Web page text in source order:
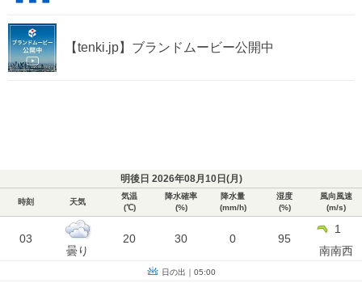
【tenki.jp】ブランドムービー公開中
明後日 2026年08月10日(月 )
時刻 天気
気温
(℃)
降水確率
(%)
降水量
(mm/h)
湿度
(%)
風向風速
(m/s)
03
曇り
20 30 0 95
1
南南西
日の出｜05:00